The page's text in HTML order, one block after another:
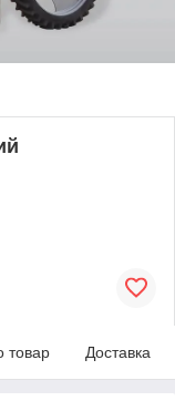
товар Доставка